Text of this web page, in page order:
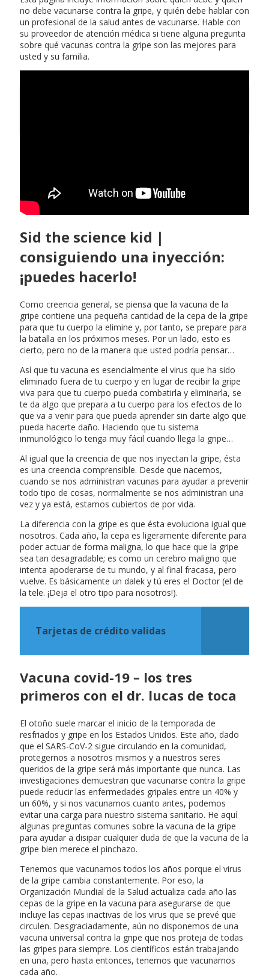
no debe vacunarse contra la gripe, y quién debe hablar con
un profesional de la salud antes de vacunarse. Hable con
su proveedor de atención médica si tiene alguna pregunta
sobre qué vacunas contra la gripe son las mejores para
usted y su familia.
Sid the science kid |
consiguiendo una inyección:
¡puedes hacerlo!
Como creencia general, se piensa que la vacuna de la
gripe contiene una pequeña cantidad de la cepa de la gripe
para que tu cuerpo la elimine y, por tanto, se prepare para
la batalla en los próximos meses. Por un lado, esto es
cierto, pero no de la manera que usted podría pensar…
Así que tu vacuna es esencialmente el virus que ha sido
eliminado fuera de tu cuerpo y en lugar de recibir la gripe
viva para que tu cuerpo pueda combatirla y eliminarla, se
te da algo que prepara a tu cuerpo para los efectos de lo
que va a venir para que pueda aprender sin darte algo que
pueda hacerte daño. Haciendo que tu sistema
inmunológico lo tenga muy fácil cuando llega la gripe…
Al igual que la creencia de que nos inyectan la gripe, ésta
es una creencia comprensible. Desde que nacemos,
cuando se nos administran vacunas para ayudar a prevenir
todo tipo de cosas, normalmente se nos administran una
vez y ya está, estamos cubiertos de por vida.
La diferencia con la gripe es que ésta evoluciona igual que
nosotros. Cada año, la cepa es ligeramente diferente para
poder actuar de forma maligna, lo que hace que la gripe
sea tan desagradable; es como un cerebro maligno que
intenta apoderarse de tu mundo, y al final fracasa, pero
vuelve. Es básicamente un dalek y tú eres el Doctor (el de
la tele. ¡Deja el otro tipo para nosotros!).
Tarjetas de crédito validas
Vacuna covid-19 – los tres
primeros con el dr. lucas de toca
El otoño suele marcar el inicio de la temporada de
resfriados y gripe en los Estados Unidos. Este año, dado
que el SARS-CoV-2 sigue circulando en la comunidad,
protegernos a nosotros mismos y a nuestros seres
queridos de la gripe será más importante que nunca. Las
investigaciones demuestran que vacunarse contra la gripe
puede reducir las enfermedades gripales entre un 40% y
un 60%, y si nos vacunamos cuanto antes, podemos
evitar una carga para nuestro sistema sanitario. He aquí
algunas preguntas comunes sobre la vacuna de la gripe
para ayudar a disipar cualquier duda de que la vacuna de la
gripe bien merece el pinchazo.
Tenemos que vacunarnos todos los años porque el virus
de la gripe cambia constantemente. Por eso, la
Organización Mundial de la Salud actualiza cada año las
cepas de la gripe en la vacuna para asegurarse de que
incluye las cepas inactivas de los virus que se prevé que
circulen. Desgraciadamente, aún no disponemos de una
vacuna universal contra la gripe que nos proteja de todas
las gripes para siempre. Los científicos están trabajando
en una, pero hasta entonces, tenemos que vacunarnos
cada año.